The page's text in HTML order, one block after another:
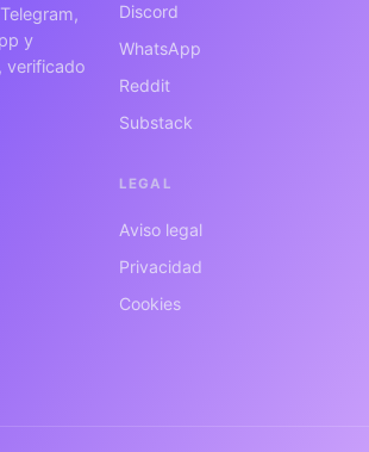
y
verificado
Discord
WhatsApp
Reddit
Substack
LEGAL
Aviso legal
Privacidad
Cookies